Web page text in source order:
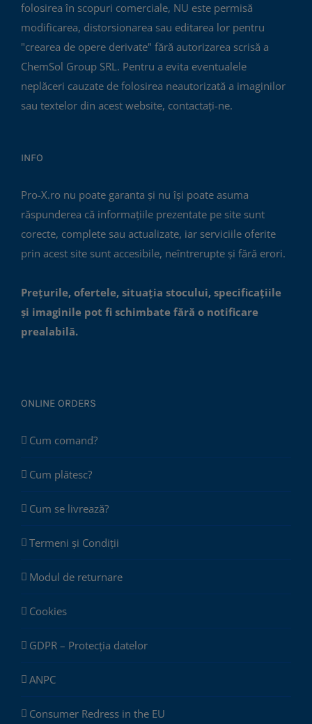
folosirea în scopuri comerciale, NU este permisă
modificarea, distorsionarea sau editarea lor pentru
"crearea de opere derivate" fără autorizarea scrisă a
ChemSol Group SRL. Pentru a evita eventualele
neplăceri cauzate de folosirea neautorizată a imaginilor
sau textelor din acest website, contactați-ne.
INFO
Pro-X.ro nu poate garanta și nu își poate asuma
răspunderea că informațiile prezentate pe site sunt
corecte, complete sau actualizate, iar serviciile oferite
prin acest site sunt accesibile, neîntrerupte și fără erori.
Prețurile, ofertele, situația stocului, specificațiile
și imaginile pot fi schimbate fără o notificare
prealabilă.
ONLINE ORDERS
Cum comand?
Cum plătesc?
Cum se livrează?
Termeni și Condiții
Modul de returnare
Cookies
GDPR – Protecția datelor
ANPC
Consumer Redress in the EU